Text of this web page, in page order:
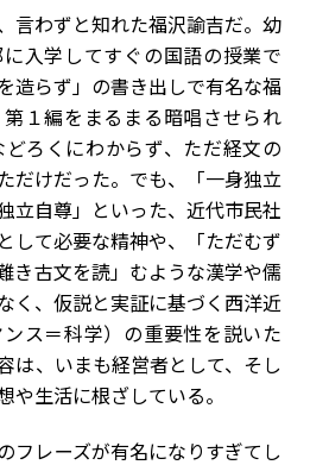
言わずと知れた福沢諭吉だ。幼
入学してすぐの国語の授業で
造らず」の書き出しで有名な福
１編をまるまる暗唱させられ
ろくにわからず、ただ経文の
だけだった。でも、「一身独立
立自尊」といった、近代市民社
して必要な精神や、「ただむず
き古文を読」むような漢学や儒
く、仮説と実証に基づく西洋近
ス＝科学）の重要性を説いた
は、いまも経営者として、そし
や生活に根ざしている。
フレーズが有名になりすぎてし